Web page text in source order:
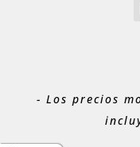
- Los precios